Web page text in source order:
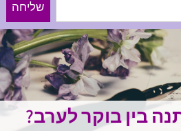
שליחה
בין בוקר לערב?